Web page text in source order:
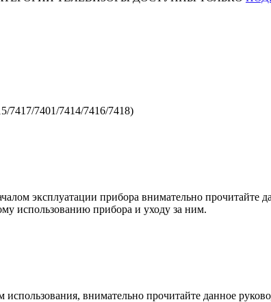
7417/7401/7414/7416/7418)
эксплуатации прибора внимательно прочитайте
использованию прибора и уходу за ним.
внимательно прочитайте данное